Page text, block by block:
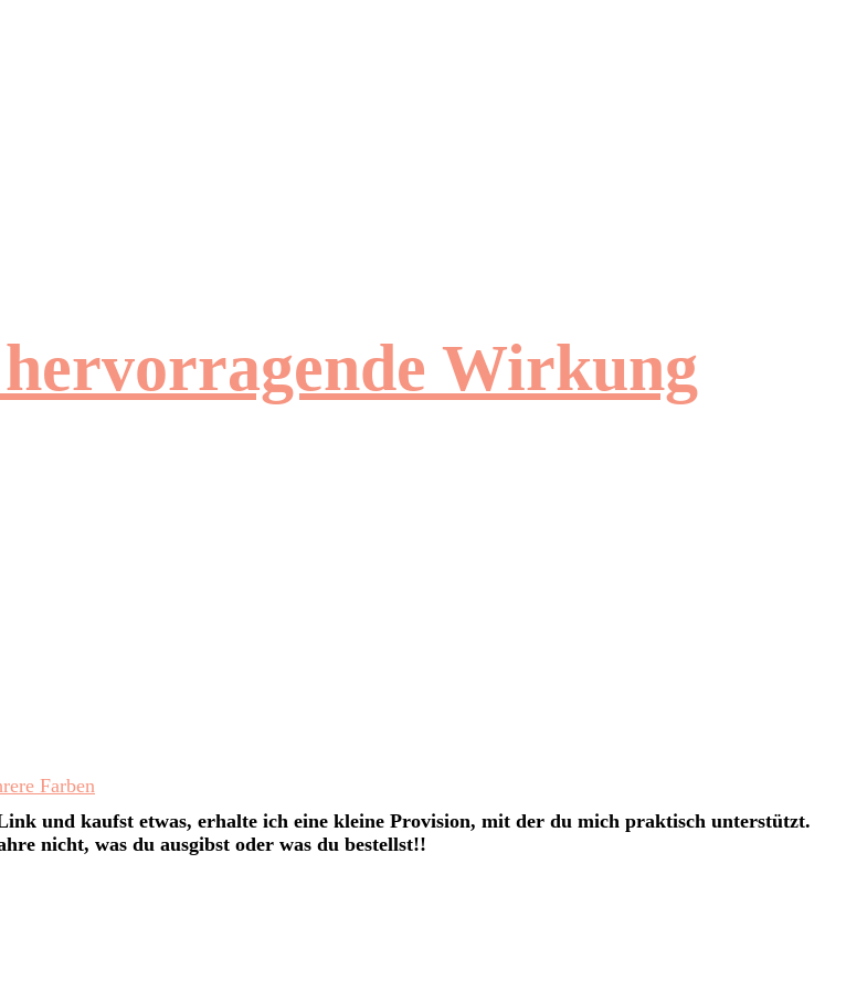
Wirkung
Farben
und kaufst etwas, erhalte ich eine kleine Provision, mit der du mich praktisch unterstützt.
nicht, was du ausgibst oder was du bestellst!!